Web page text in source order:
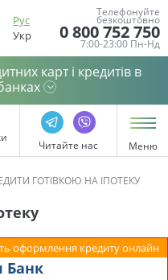
Рус
Укр
Телефонуйте
безкоштовно
0 800 752 750
7:00-23:00 Пн-Нд
карт і кредитів в
Читайте нас Меню
ГОТІВКОЮ НА ІПОТЕКУ
оформлення кредиту онлайн
Банк